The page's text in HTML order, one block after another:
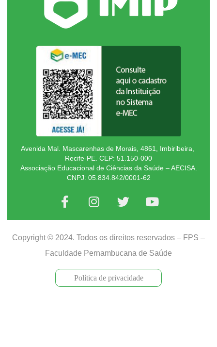
Avenida Mal. Mascarenhas de Morais, 4861, Imbiribeira,
Recife-PE. CEP: 51.150-000
Associação Educacional de Ciências da Saúde – AECISA.
CNPJ: 05.834.842/0001-62
Copyright © 2024. Todos os direitos reservados – FPS –
Faculdade Pernambucana de Saúde
Política de privacidade